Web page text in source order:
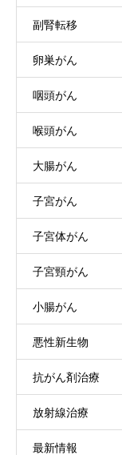
副腎転移
卵巣がん
咽頭がん
喉頭がん
大腸がん
子宮がん
子宮体がん
子宮頸がん
小腸がん
悪性新生物
抗がん剤治療
放射線治療
最新情報